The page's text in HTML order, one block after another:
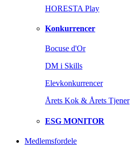
HORESTA Play
Konkurrencer
Bocuse d'Or
DM i Skills
Elevkonkurrencer
Årets Kok & Årets Tjener
ESG MONITOR
Medlemsfordele